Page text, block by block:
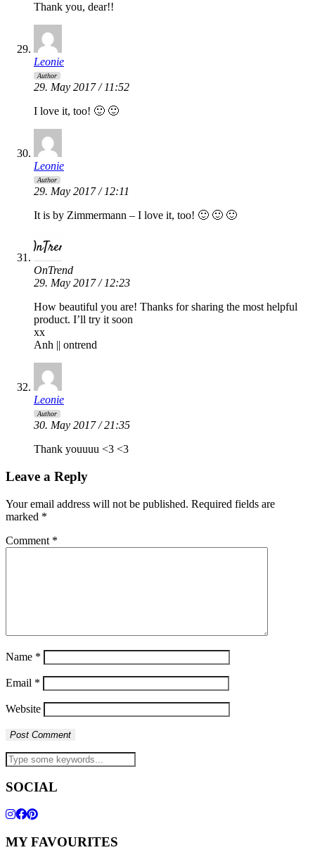
Thank you, dear!!
Leonie
Author
29. May 2017 / 11:52
I love it, too! 🙂 🙂
Leonie
Author
29. May 2017 / 12:11
It is by Zimmermann – I love it, too! 🙂 🙂 🙂
OnTrend
29. May 2017 / 12:23
How beautiful you are! Thanks for sharing the most helpful
product. I’ll try it soon
xx
Anh || ontrend
Leonie
Author
30. May 2017 / 21:35
Thank youuuu <3 <3
Leave a Reply
Your email address will not be published. Required fields are
marked *
Comment *
Name *
Email *
Website
SOCIAL
MY FAVOURITES